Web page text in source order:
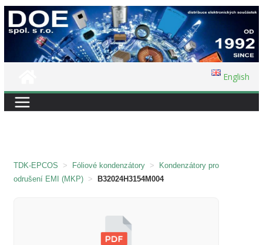
Přeskočit
na
English
TDK-EPCOS > Fóliové kondenzátory >
Kondenzátory pro
odrušení EMI (MKP) > B32024H3154M004